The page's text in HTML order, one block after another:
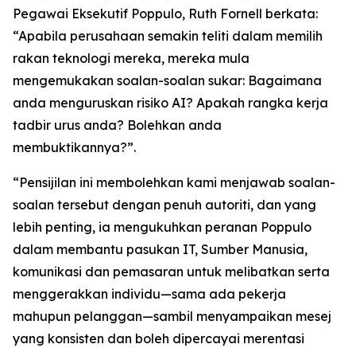
Pegawai Eksekutif Poppulo, Ruth Fornell berkata:
“Apabila perusahaan semakin teliti dalam memilih
rakan teknologi mereka, mereka mula
mengemukakan soalan-soalan sukar: Bagaimana
anda menguruskan risiko AI? Apakah rangka kerja
tadbir urus anda? Bolehkan anda
membuktikannya?”.
“Pensijilan ini membolehkan kami menjawab soalan-
soalan tersebut dengan penuh autoriti, dan yang
lebih penting, ia mengukuhkan peranan Poppulo
dalam membantu pasukan IT, Sumber Manusia,
komunikasi dan pemasaran untuk melibatkan serta
menggerakkan individu—sama ada pekerja
mahupun pelanggan—sambil menyampaikan mesej
yang konsisten dan boleh dipercayai merentasi